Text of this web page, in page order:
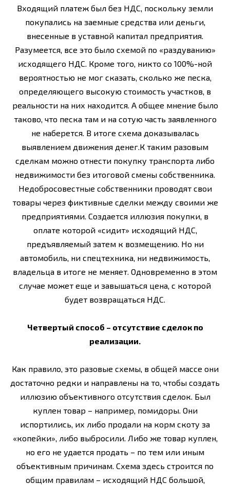
Входящий платеж был без НДС, поскольку земли
покупались на заемные средства или деньги,
внесенные в уставной капитал предприятия.
Разумеется, все это было схемой по «раздуванию»
исходящего НДС. Кроме того, никто со 100%-ной
вероятностью не мог сказать, сколько же песка,
определяющего высокую стоимость участков, в
реальности на них находится. А общее мнение было
таково, что песка там и на сотую часть заявленного
не наберется. В итоге схема доказывалась
выявлением движения денег.К таким разовым
сделкам можно отнести покупку транспорта либо
недвижимости без итоговой смены собственника.
Недобросовестные собственники проводят свои
товары через фиктивные сделки между своими же
предприятиями. Создается иллюзия покупки, в
оплате которой «сидит» исходящий НДС,
предъявляемый затем к возмещению. Но ни
автомобиль, ни спецтехника, ни недвижимость,
владельца в итоге не меняет. Одновременно в этом
случае может еще и завышаться цена, с которой
будет возвращаться НДС.
Четвертый способ – отсутствие сделок по
реализации.
Как правило, это разовые схемы, в общей массе они
достаточно редки и направлены на то, чтобы создать
иллюзию объективного отсутствия сделок. Был
куплен товар – например, помидоры. Они
испортились, их либо продали на корм скоту за
«копейки», либо выбросили. Либо же товар куплен,
но его не удается продать – по тем или иным
объективным причинам. Схема здесь строится по
общим правилам – исходящий НДС большой,